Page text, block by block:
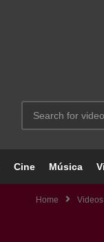
Cine Música
Home Videos